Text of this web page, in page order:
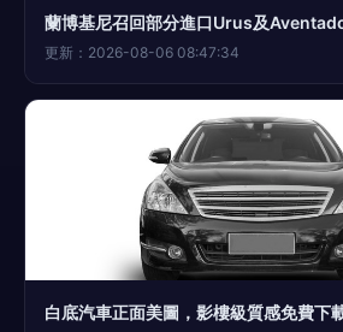
更新：2026-08-06 08:47:34